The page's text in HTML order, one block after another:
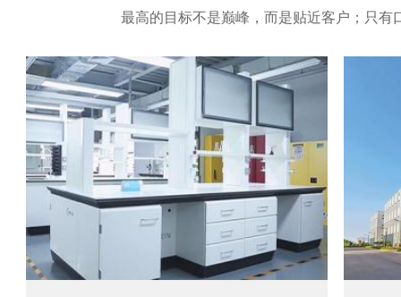
最高的目标不是巅峰，而是贴近客户；只有